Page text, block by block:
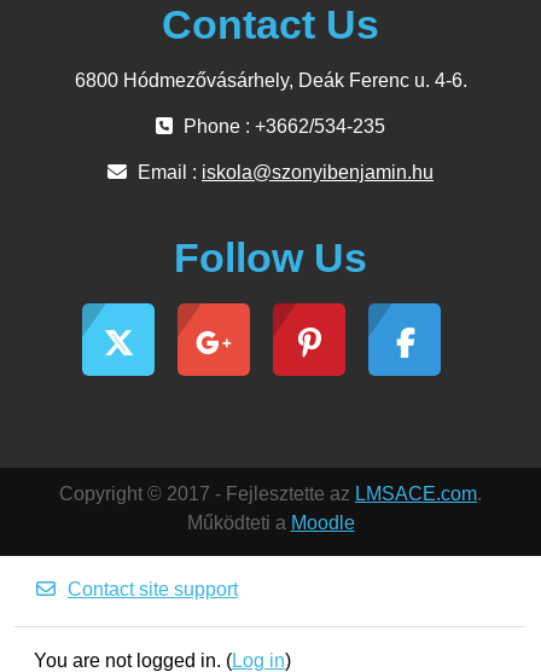
Contact Us
6800 Hódmezővásárhely, Deák Ferenc u. 4-6.
Phone : +3662/534-235
Email : iskola@szonyibenjamin.hu
Follow Us
Copyright © 2017 - Fejlesztette az LMSACE.com.
Működteti a Moodle
Contact site support
You are not logged in. (Log in)